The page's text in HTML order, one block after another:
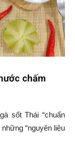
chấm
sốt Thái “chuẩn
“nguyên liệu